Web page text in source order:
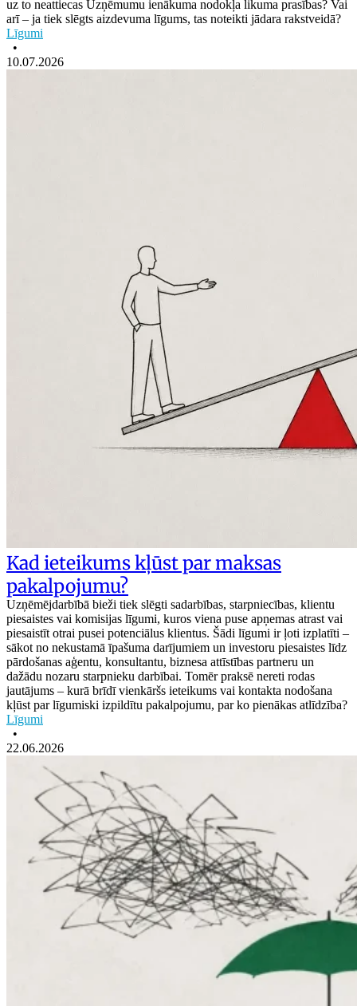
uz to neattiecas Uzņēmumu ienākuma nodokļa likuma prasības? Vai
arī – ja tiek slēgts aizdevuma līgums, tas noteikti jādara rakstveidā?
Līgumi
•
10.07.2026
Kad ieteikums kļūst par maksas
pakalpojumu?
Uzņēmējdarbībā bieži tiek slēgti sadarbības, starpniecības, klientu
piesaistes vai komisijas līgumi, kuros viena puse apņemas atrast vai
piesaistīt otrai pusei potenciālus klientus. Šādi līgumi ir ļoti izplatīti –
sākot no nekustamā īpašuma darījumiem un investoru piesaistes līdz
pārdošanas aģentu, konsultantu, biznesa attīstības partneru un
dažādu nozaru starpnieku darbībai. Tomēr praksē nereti rodas
jautājums – kurā brīdī vienkāršs ieteikums vai kontakta nodošana
kļūst par līgumiski izpildītu pakalpojumu, par ko pienākas atlīdzība?
Līgumi
•
22.06.2026